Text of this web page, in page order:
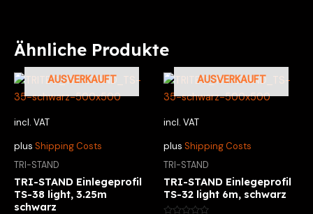
Ähnliche Produkte
AUSVERKAUFT
incl. VAT
plus Shipping Costs
TRI-STAND
TRI-STAND Einlegeprofil
TS-38 light, 3.25m
schwarz
AUSVERKAUFT
incl. VAT
plus Shipping Costs
TRI-STAND
TRI-STAND Einlegeprofil
TS-32 light 6m, schwarz